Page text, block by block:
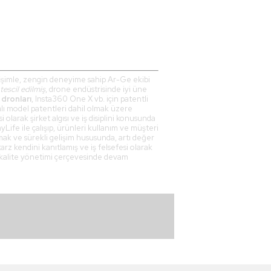
zengin deneyime sahip Ar-Ge ekibi
tescil edilmiş, drone endüstrisinde iyi üne
, Insta360 One X vb. için patentli
model patentleri dahil olmak üzere
şirket algısı ve iş disiplini konusunda
ile çalışıp, ürünleri kullanım ve müşteri
ve sürekli gelişim hususunda, artı değer
kendini kanıtlamış ve iş felsefesi olarak
yönetimi çerçevesinde devam